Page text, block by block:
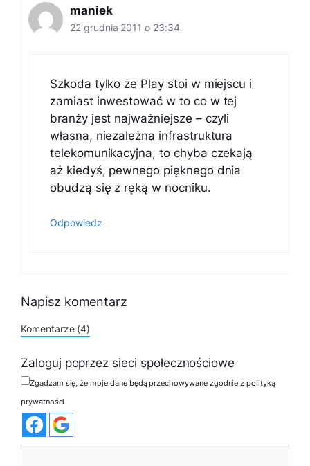
maniek
22 grudnia 2011 o 23:34
Szkoda tylko że Play stoi w miejscu i
zamiast inwestować w to co w tej
branży jest najważniejsze – czyli
własna, niezależna infrastruktura
telekomunikacyjna, to chyba czekają
aż kiedyś, pewnego pięknego dnia
obudzą się z ręką w nocniku.
Odpowiedz
Napisz komentarz
Komentarze (4)
Zaloguj poprzez sieci społecznościowe
Zgadzam się, że moje dane będą przechowywane zgodnie z polityką
prywatności